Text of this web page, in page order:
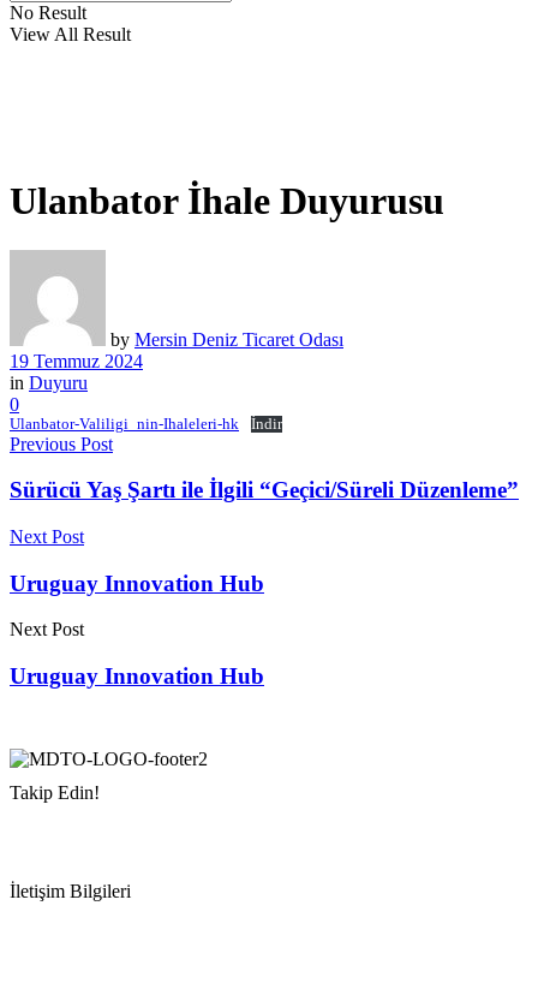
No Result
View All Result
Ulanbator İhale Duyurusu
by Mersin Deniz Ticaret Odası
19 Temmuz 2024
in Duyuru
0
Ulanbator-Valiligi_nin-Ihaleleri-hk İndir
Previous Post
Sürücü Yaş Şartı ile İlgili “Geçici/Süreli Düzenleme”
Next Post
Uruguay Innovation Hub
Next Post
Uruguay Innovation Hub
Takip Edin!
İletişim Bilgileri